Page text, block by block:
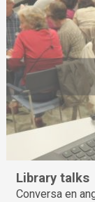
Library talks
Conversa en